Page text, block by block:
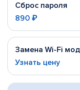
Сброс пароля
890 ₽
Замена Wi-Fi
Узнать цену